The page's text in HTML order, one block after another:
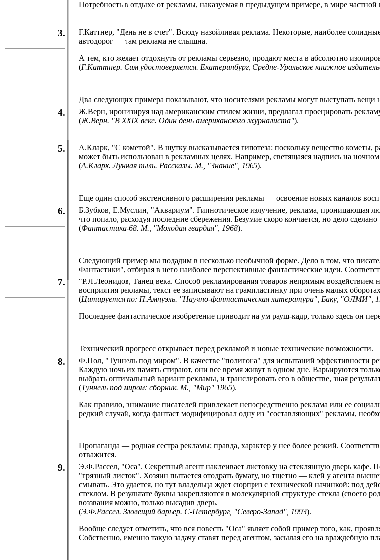
Потребность в отдыхе от рекламы, наказуемая в предыдущем примере, в мире
3.
Г.Каттнер, "День не в счет". Всюду назойливая реклама. Некоторые, наиболее
автодорог — там реклама не слышна.
А тем, кто желает отдохнуть от рекламы серьезно, продают места в абсолютно
(Г.Каттнер. Сим удостоверяется. Екатеринбург, Средне-Уральское книжное
Два следующих примера показывают, что носителями рекламы могут выступать вещи
4.
Ж.Верн, иронизируя над американским стилем жизни, предлагал проецировать
(Ж.Верн. "В XXIX веке. Один день американского журналиста").
5.
А.Кларк, "С кометой". В шутку высказывается гипотеза: поскольку вещество кометы,
может быть использован в рекламных целях. Например, светящаяся надпись на ночном
(А.Кларк. Лунная пыль. Рассказы. М., "Знание", 1965).
Еще один способ экстенсивного расширения рекламы — освоение новых каналов
6.
Б.Зубков, Е.Муслин, "Аквариум". Гипнотическое излучение, реклама, проницающая
что попало, расходуя последние сбережения. Безумие скоро кончается, но дело
(Фантастика-68. М., "Молодая гвардия", 1968).
Следующий пример мы подадим в несколько необычной форме. Дело в том, что
Фантастики", отбирая в него наиболее перспективные фантастические идеи.
7.
"Р.Л.Леонидов, Танец века. Способ рекламирования товаров непрямым воздействием
восприятия рекламы, текст ее записывают на грампластинку при очень малых
(Цитируется по: П.Амнуэль. "Научно-фантастическая литература", Баку, "ОЛМИ",
Последнее фантастическое изобретение приводит на ум рауш-кадр, только здесь он
Технический прогресс открывает перед рекламой и новые технические возможности.
8.
Ф.Пол, "Туннель под миром". В качестве "полигона" для испытаний эффективности
Каждую ночь их память стирают, они все время живут в одном дне. Варьируются
выбрать оптимальный вариант рекламы, и транслировать его в обществе, зная
(Туннель под миром: сборник. М., "Мир" 1965).
Как правило, внимание писателей привлекает непосредственно реклама или ее
редкий случай, когда фантаст модифицировал одну из "составляющих" рекламы,
Пропаганда — родная сестра рекламы; правда, характер у нее более резкий.
отважится.
9.
Э.Ф.Рассел, "Оса". Секретный агент наклеивает листовку на стеклянную дверь кафе.
"грязный листок". Хозяин пытается отодрать бумагу, но тщетно — клей у агента
смывать. Это удается, но тут владельца ждет сюрприз с технической начинкой: под
стеклом. В результате буквы закрепляются в молекулярной структуре стекла (своего
воззвания можно, только высадив дверь.
(Э.Ф.Рассел. Зловещий барьер. С-Петербург, "Северо-Запад", 1993).
Вообще следует отметить, что вся повесть "Оса" являет собой пример того, как,
Собственно, именно такую задачу ставят перед агентом, засылая его на враждебную